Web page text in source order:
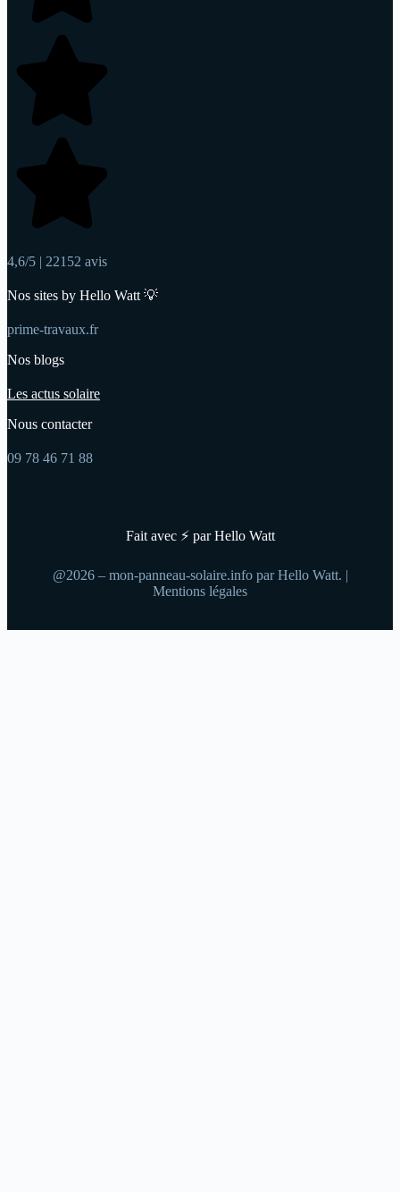
4,6/5 | 22152 avis
Nos sites by Hello Watt 💡
prime-travaux.fr
Nos blogs
Les actus solaire
Nous contacter
09 78 46 71 88
Fait avec ⚡ par Hello Watt
@2026 – mon-panneau-solaire.info par Hello Watt. |
Mentions légales